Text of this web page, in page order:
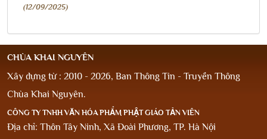
(12/09/2025)
CHÙA KHAI NGUYÊN
Xây dựng từ : 2010 - 2026, Ban Thông Tin - Truyền Thông
Chùa Khai Nguyên.
CÔNG TY TNHH VĂN HÓA PHẨM PHẬT GIÁO TẢN VIÊN
Địa chỉ: Thôn Tây Ninh, Xã Đoài Phương, TP. Hà Nội